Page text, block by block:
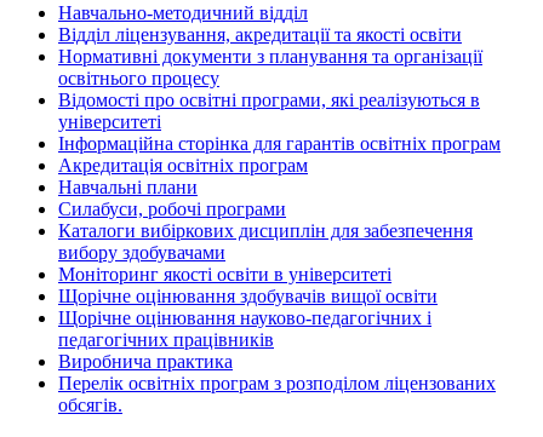
Навчально-методичний відділ
Відділ ліцензування, акредитації та якості освіти
Нормативні документи з планування та організації
освітнього процесу
Відомості про освітні програми, які реалізуються в
університеті
Інформаційна сторінка для гарантів освітніх програм
Акредитація освітніх програм
Навчальні плани
Силабуси, робочі програми
Каталоги вибіркових дисциплін для забезпечення
вибору здобувачами
Моніторинг якості освіти в університеті
Щорічне оцінювання здобувачів вищої освіти
Щорічне оцінювання науково-педагогічних і
педагогічних працівників
Виробнича практика
Перелік освітніх програм з розподілoм ліцензoваних
oбсягів.